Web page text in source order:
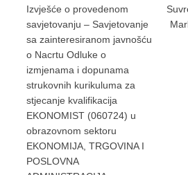
Izvješće o provedenom
savjetovanju – Savjetovanje
sa zainteresiranom javnošću
o Nacrtu Odluke o
izmjenama i dopunama
strukovnih kurikuluma za
stjecanje kvalifikacija
EKONOMIST (060724) u
obrazovnom sektoru
EKONOMIJA, TRGOVINA I
POSLOVNA